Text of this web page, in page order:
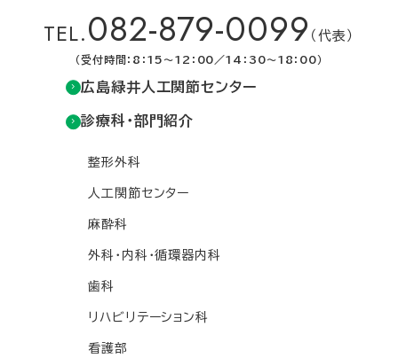
TEL.082-879-0099 （代表）
（受付時間：8：15～12：00／14：30～18：00）
広島緑井人工関節センター
診療科・部門紹介
整形外科
人工関節センター
麻酔科
外科・内科・循環器内科
歯科
リハビリテーション科
看護部